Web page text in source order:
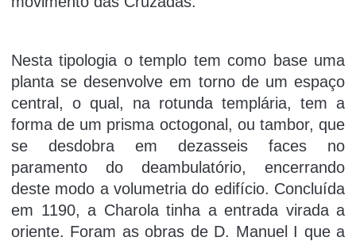
Nesta tipologia o templo tem como base uma
planta se desenvolve em torno de um espaço
central, o qual, na rotunda templária, tem a
forma de um prisma octogonal, ou tambor, que
se desdobra em dezasseis faces no
paramento do deambulatório, encerrando
deste modo a volumetria do edifício. Concluída
em 1190, a Charola tinha a entrada virada a
oriente. Foram as obras de D. Manuel I que a